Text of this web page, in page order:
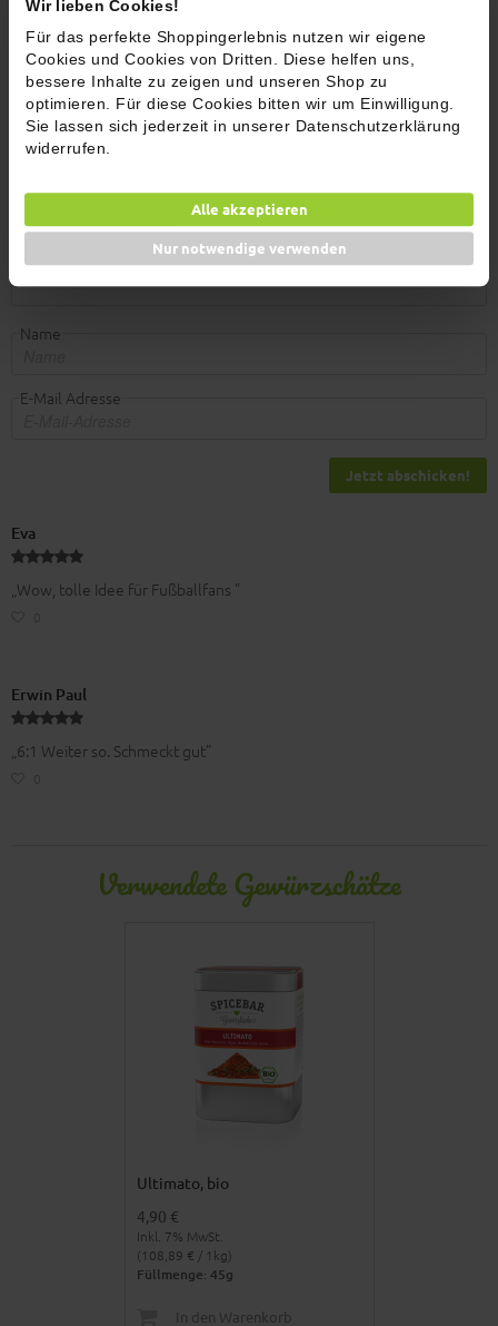
Wir lieben Cookies!
Für das perfekte Shoppingerlebnis nutzen wir eigene
Cookies und Cookies von Dritten. Diese helfen uns,
bessere Inhalte zu zeigen und unseren Shop zu
optimieren. Für diese Cookies bitten wir um Einwilligung.
Sie lassen sich jederzeit in unserer Datenschutzerklärung
widerrufen.
Alle akzeptieren
Nur notwendige verwenden
Kommentare (2)
Jetzt bewerten
Name
E-Mail Adresse
Jetzt abschicken!
Eva
„Wow, tolle Idee für Fußballfans ”
Erwin Paul
„6:1 Weiter so. Schmeckt gut”
Verwendete Gewürzschätze
Ultimato, bio
4,90 €
Inkl. 7% MwSt.
(108,89 € / 1kg)
Füllmenge: 45g
In den Warenkorb